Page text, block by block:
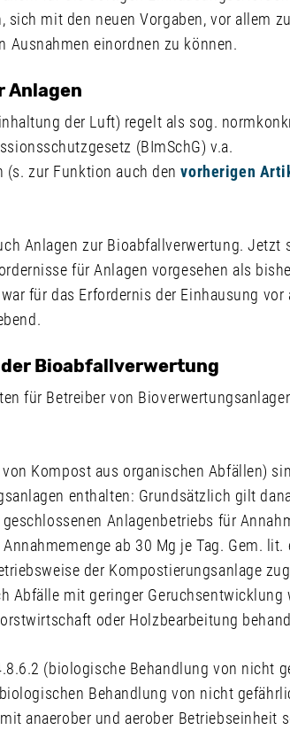
sich mit den neuen Vorgaben, vor allem
Ausnahmen einordnen zu können.
Anlagen
der Luft) regelt als sog.
(BImSchG) v.a.
(s. zur Funktion auch denvorherigen
Anlagen zur Bioabfallverwertung. Jetzt
für Anlagen vorgesehen als
für das Erfordernis der Einhausung vor
Bioabfallverwertung
für Betreiber von
Kompost aus organischen Abfällen)
enthalten: Grundsätzlich gilt
Anlagenbetriebs für
ab 30 Mg je Tag. Gem. lit.
der Kompostierungsanlage
Abfälle mit geringer Geruchsentwicklung
oder Holzbearbeitung
(biologische Behandlung von nicht
Behandlung von nicht
anaerober und aerober Betriebseinheit